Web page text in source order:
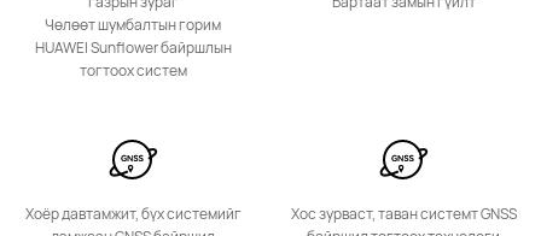
Чөлөөт шумбалтын горим
HUAWEI Sunflower байршлын
тогтоох систем
Хоёр давтамжит, бүх системийг
Хос зурваст, таван системт GNSS